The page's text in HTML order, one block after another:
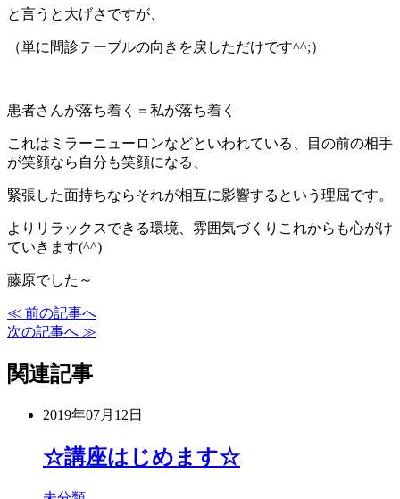
と言うと大げさですが、
（単に問診テーブルの向きを戻しただけです^^;）
患者さんが落ち着く＝私が落ち着く
これはミラーニューロンなどといわれている、目の前の相手
が笑顔なら自分も笑顔になる、
緊張した面持ちならそれが相互に影響するという理屈です。
よりリラックスできる環境、雰囲気づくりこれからも心がけ
ていきます(^^)
藤原でした～
≪ 前の記事へ
次の記事へ ≫
関連記事
2019年07月12日
☆講座はじめます☆